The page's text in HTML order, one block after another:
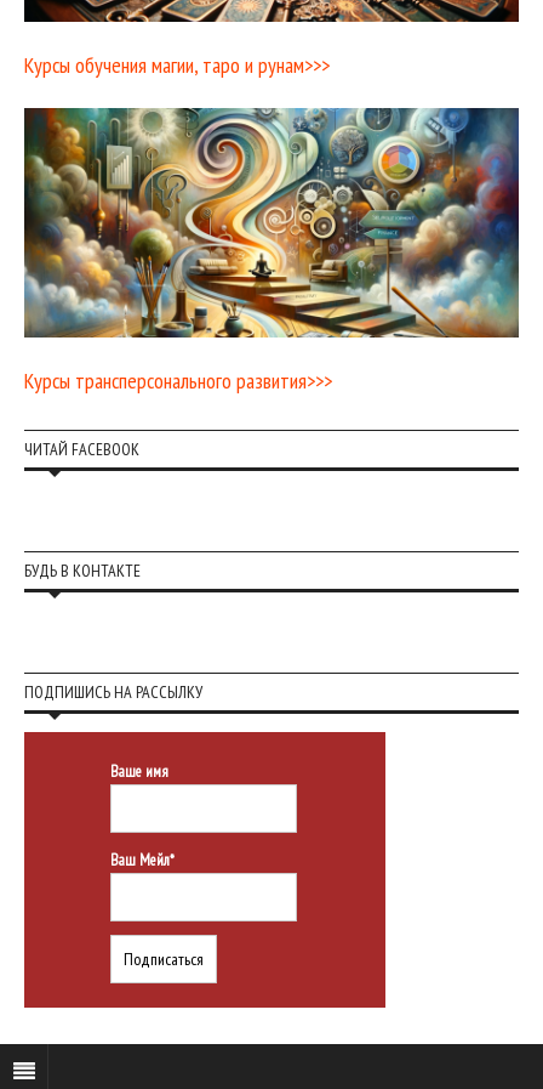
Курсы обучения магии, таро и рунам>>>
Курсы трансперсонального развития>>>
ЧИТАЙ FACEBOOK
БУДЬ В КОНТАКТЕ
ПОДПИШИСЬ НА РАССЫЛКУ
Ваше имя
Ваш Мейл*